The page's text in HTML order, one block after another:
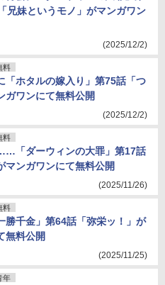
兄妹というモノ」がマンガワン
(2025/12/2)
料
「ホタルの嫁入り」第75話「つ
ガワンにて無料公開
(2025/12/2)
料
「ダーウィンの大罪」第17話
マンガワンにて無料公開
(2025/11/26)
料
勝千金」第64話「弥栄ッ！」が
無料公開
(2025/11/25)
年